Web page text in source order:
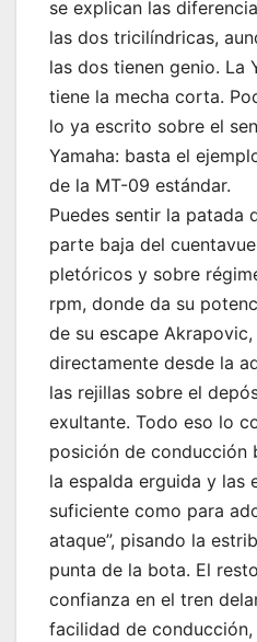
se explican las
las dos tricilíndricas,
las dos tienen genio. La
tiene la mecha corta.
lo ya escrito sobre el
Yamaha: basta el
de la MT-09 estándar.
Puedes sentir la patada
parte baja del
pletóricos y sobre
rpm, donde da su
de su escape
directamente desde la
las rejillas sobre el
exultante. Todo eso lo
posición de conducción
la espalda erguida y las
suficiente como para
ataque”, pisando la
punta de la bota. El
confianza en el tren
facilidad de